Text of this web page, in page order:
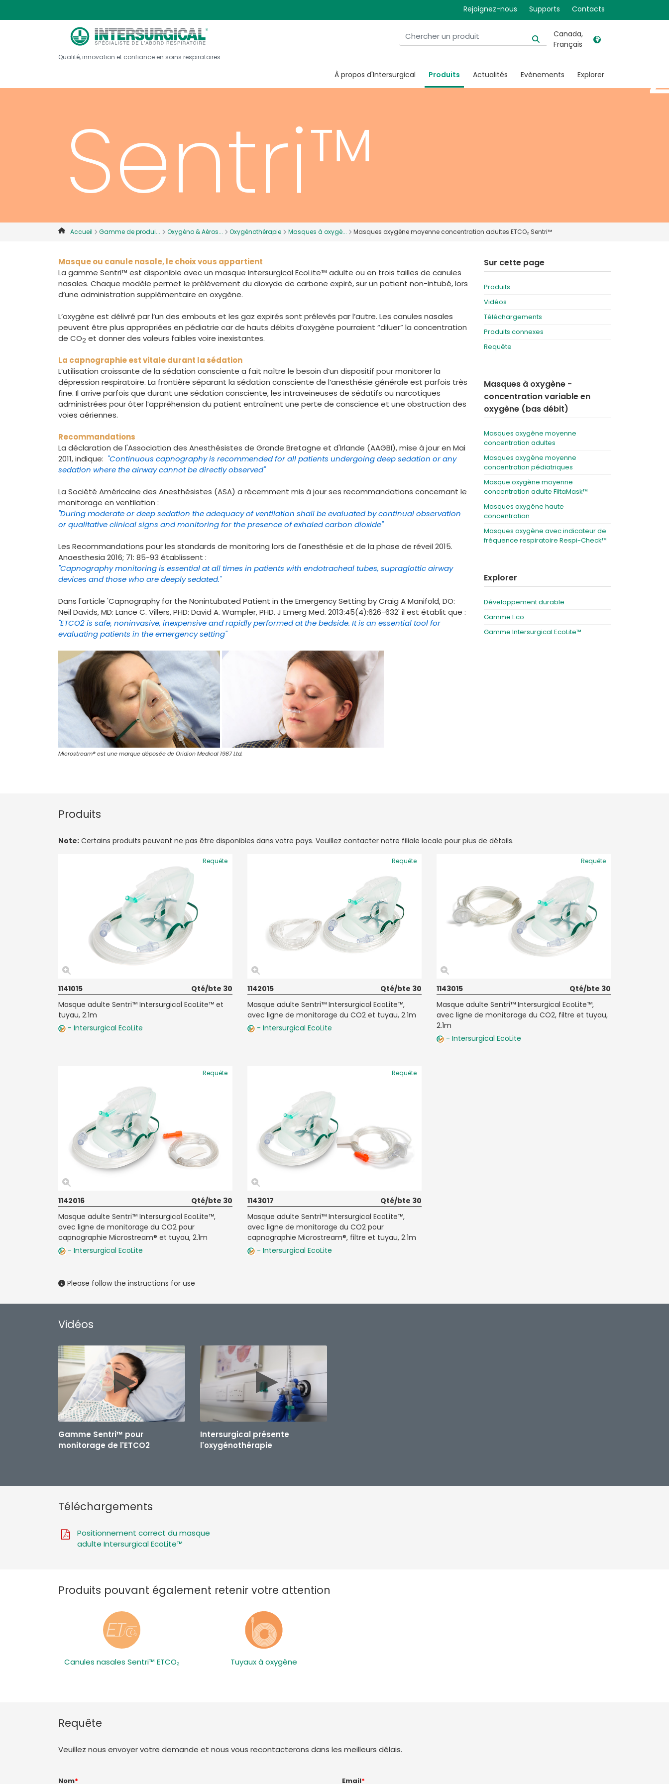
Rejoignez-nous Supports Contacts
Qualité, innovation et confiance en soins respiratoires
Canada,
Français
United States
Denmark
France
Italia
Russia
International English
À propos d'Intersurgical Produits Actualités Evènements Explorer
adultes
Sentri™
Accueil Gamme de produi... Oxygéno & Aéros... Oxygénothérapie Masques à oxygè... Masques oxygène moyenne concentration adultes ETCO₂ Sentri™
Masque ou canule nasale, le choix vous appartient
La gamme Sentri™ est disponible avec un masque Intersurgical EcoLite™ adulte ou en trois tailles de canules
nasales. Chaque modèle permet le prélèvement du dioxyde de carbone expiré, sur un patient non-intubé, lors
d’une administration supplémentaire en oxygène.
L’oxygène est délivré par l’un des embouts et les gaz expirés sont prélevés par l’autre. Les canules nasales
peuvent être plus appropriées en pédiatrie car de hauts débits d’oxygène pourraient “diluer” la concentration
de CO2 et donner des valeurs faibles voire inexistantes.
La capnographie est vitale durant la sédation
L’utilisation croissante de la sédation consciente a fait naître le besoin d’un dispositif pour monitorer la
dépression respiratoire. La frontière séparant la sédation consciente de l’anesthésie générale est parfois très
fine. Il arrive parfois que durant une sédation consciente, les intraveineuses de sédatifs ou narcotiques
administrées pour ôter l’appréhension du patient entraînent une perte de conscience et une obstruction des
voies aériennes.
Recommandations
La déclaration de l'Association des Anesthésistes de Grande Bretagne et d'Irlande (AAGBI), mise à jour en Mai
2011, indique: "Continuous capnography is recommended for all patients undergoing deep sedation or any
sedation where the airway cannot be directly observed"
La Société Américaine des Anesthésistes (ASA) a récemment mis à jour ses recommandations concernant le
monitorage en ventilation :
"During moderate or deep sedation the adequacy of ventilation shall be evaluated by continual observation
or qualitative clinical signs and monitoring for the presence of exhaled carbon dioxide"
Les Recommandations pour les standards de monitoring lors de l'anesthésie et de la phase de réveil 2015.
Anaesthesia 2016; 71: 85-93 établissent :
"Capnography monitoring is essential at all times in patients with endotracheal tubes, supraglottic airway
devices and those who are deeply sedated."
Dans l'article 'Capnography for the Nonintubated Patient in the Emergency Setting by Craig A Manifold, DO:
Neil Davids, MD: Lance C. Villers, PHD: David A. Wampler, PHD. J Emerg Med. 2013:45(4):626-632' il est établit que :
"ETCO2 is safe, noninvasive, inexpensive and rapidly performed at the bedside. It is an essential tool for
evaluating patients in the emergency setting"
Microstream® est une marque déposée de Oridion Medical 1987 Ltd.
Sur cette page
Produits
Vidéos
Téléchargements
Produits connexes
Requête
Masques à oxygène -
concentration variable en
oxygène (bas débit)
Masques oxygène moyenne
concentration adultes
Masques oxygène moyenne
concentration pédiatriques
Masque oxygène moyenne
concentration adulte FiltaMask™
Masques oxygène haute
concentration
Masques oxygène avec indicateur de
fréquence respiratoire Respi-Check™
Explorer
Développement durable
Gamme Eco
Gamme Intersurgical EcoLite™
Produits
Note: Certains produits peuvent ne pas être disponibles dans votre pays. Veuillez contacter notre filiale locale pour plus de détails.
Requête
1141015
Qté/bte 30
Masque adulte Sentri™ Intersurgical EcoLite™ et
tuyau, 2.1m
- Intersurgical EcoLite
Requête
1142015
Qté/bte 30
Masque adulte Sentri™ Intersurgical EcoLite™,
avec ligne de monitorage du CO2 et tuyau, 2.1m
- Intersurgical EcoLite
Requête
1143015
Qté/bte 30
Masque adulte Sentri™ Intersurgical EcoLite™,
avec ligne de monitorage du CO2, filtre et tuyau,
2.1m
- Intersurgical EcoLite
Requête
1142016
Qté/bte 30
Masque adulte Sentri™ Intersurgical EcoLite™,
avec ligne de monitorage du CO2 pour
capnographie Microstream® et tuyau, 2.1m
- Intersurgical EcoLite
Requête
1143017
Qté/bte 30
Masque adulte Sentri™ Intersurgical EcoLite™,
avec ligne de monitorage du CO2 pour
capnographie Microstream®, filtre et tuyau, 2.1m
- Intersurgical EcoLite
Please follow the instructions for use
Vidéos
Gamme Sentri™ pour
monitorage de l'ETCO2
Intersurgical présente
l'oxygénothérapie
Téléchargements
Positionnement correct du masque
adulte Intersurgical EcoLite™
Produits pouvant également retenir votre attention
Canules nasales Sentri™ ETCO₂ Tuyaux à oxygène
Requête
Veuillez nous envoyer votre demande et nous vous recontacterons dans les meilleurs délais.
Nom* Email*